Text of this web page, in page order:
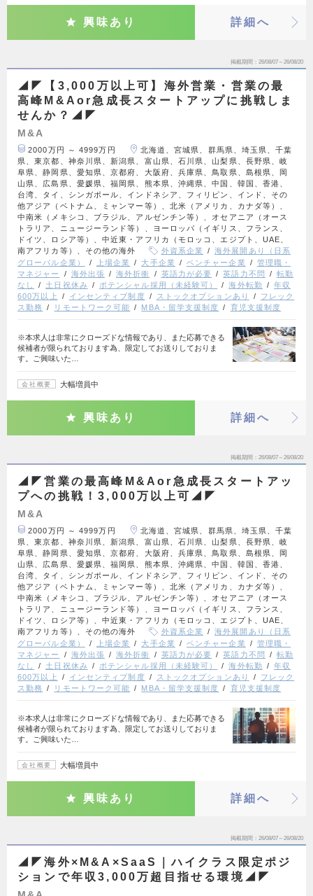
興味あり 詳細へ
掲載期間 26/08/07～26/08/20
◢◤【3,000万以上可】海外営業・営業の最
高峰M&Aor急成長スタートアップに挑戦しま
せんか？◢◤
M&A
2000万円 ～ 4999万円
北海道、宮城県、群馬県、埼玉県、千葉
県、東京都、神奈川県、新潟県、富山県、石川県、山梨県、長野県、岐
阜県、静岡県、愛知県、京都府、大阪府、兵庫県、鳥取県、島根県、岡
山県、広島県、愛媛県、福岡県、熊本県、沖縄県、中国、韓国、香港、
台湾、タイ、シンガポール、インドネシア、フィリピン、インド、その
他アジア（ベトナム、ミャンマー等）、北米（アメリカ、カナダ等）、
中南米（メキシコ、ブラジル、アルゼンチン等）、オセアニア（オース
トラリア、ニュージーランド等）、ヨーロッパ（イギリス、フランス、
ドイツ、ロシア等）、中近東・アフリカ（モロッコ、エジプト、UAE、
南アフリカ等）、その他の海外
外資系企業
海外展開あり（日系
グローバル企業）
上場企業 大手企業 ベンチャー企業
管理職・
マネジャー
海外出張 海外折衝 英語力が必要 英語力不問
転勤
なし
土日祝休み ポテンシャル採用（未経験可） 海外転勤
年収
600万以上
インセンティブ制度 ストックオプションあり
フレック
ス勤務
リモートワーク可能 MBA・留学支援制度 育児支援制度
※本求人は非常にクローズドな情報であり、また応募できる
候補者が限られております為、限定してお送りしておりま
す。ご興味いた…
会社概要 大幅増員中
興味あり 詳細へ
掲載期間 26/08/07～26/08/20
◢◤営業の最高峰M&Aor急成長スタートアッ
プへの挑戦！3,000万以上可◢◤
M&A
2000万円 ～ 4999万円
北海道、宮城県、群馬県、埼玉県、千葉
県、東京都、神奈川県、新潟県、富山県、石川県、山梨県、長野県、岐
阜県、静岡県、愛知県、京都府、大阪府、兵庫県、鳥取県、島根県、岡
山県、広島県、愛媛県、福岡県、熊本県、沖縄県、中国、韓国、香港、
台湾、タイ、シンガポール、インドネシア、フィリピン、インド、その
他アジア（ベトナム、ミャンマー等）、北米（アメリカ、カナダ等）、
中南米（メキシコ、ブラジル、アルゼンチン等）、オセアニア（オース
トラリア、ニュージーランド等）、ヨーロッパ（イギリス、フランス、
ドイツ、ロシア等）、中近東・アフリカ（モロッコ、エジプト、UAE、
南アフリカ等）、その他の海外
外資系企業
海外展開あり（日系
グローバル企業）
上場企業 大手企業 ベンチャー企業
管理職・
マネジャー
海外出張 海外折衝 英語力が必要 英語力不問
転勤
なし
土日祝休み ポテンシャル採用（未経験可） 海外転勤
年収
600万以上
インセンティブ制度 ストックオプションあり
フレック
ス勤務
リモートワーク可能 MBA・留学支援制度 育児支援制度
※本求人は非常にクローズドな情報であり、また応募できる
候補者が限られております為、限定してお送りしておりま
す。ご興味いた…
会社概要 大幅増員中
興味あり 詳細へ
掲載期間 26/08/07～26/08/20
◢◤海外×M&A×SaaS｜ハイクラス限定ポジ
ションで年収3,000万超目指せる環境◢◤